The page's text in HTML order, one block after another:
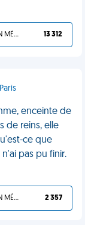
TU L'AS BIEN MÉRITÉ 13 312
enceinte de
de reins, elle
ce que
pas pu finir.
TU L'AS BIEN MÉRITÉ 2 357